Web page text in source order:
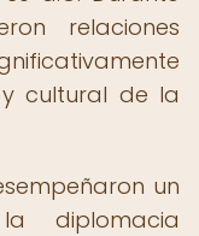
relaciones
cultural de la
un
diplomacia